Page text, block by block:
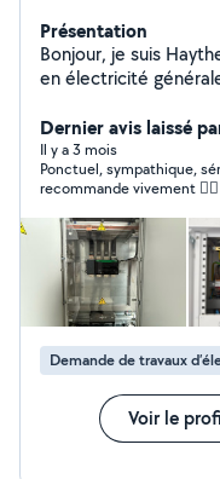
Présentation
Bonjour, je suis
en électricité
réalisée avec le plus
des normes en
irréprochable et une
priorité : vous
fiabilité, précision et
des options, mais
Dernier avis laissé
Il y a 3 mois
Ponctuel, sympathique,
recommande vivement 👌🏼
Demande de travaux
Voir le